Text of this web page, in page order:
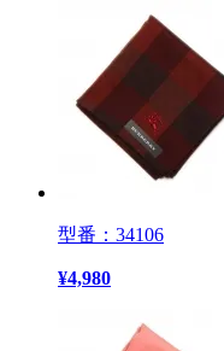
型番：34106
¥4,980